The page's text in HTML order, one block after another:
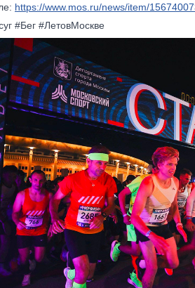
https://www.mos.ru/news/item/
#Бег #ЛетовМоскве